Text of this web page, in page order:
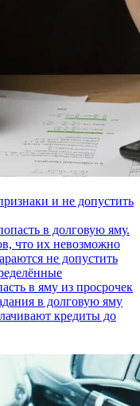
и не допустить
в долговую яму.
что их невозможно
не допустить
в яму из просрочек
в долговую яму
кредиты до